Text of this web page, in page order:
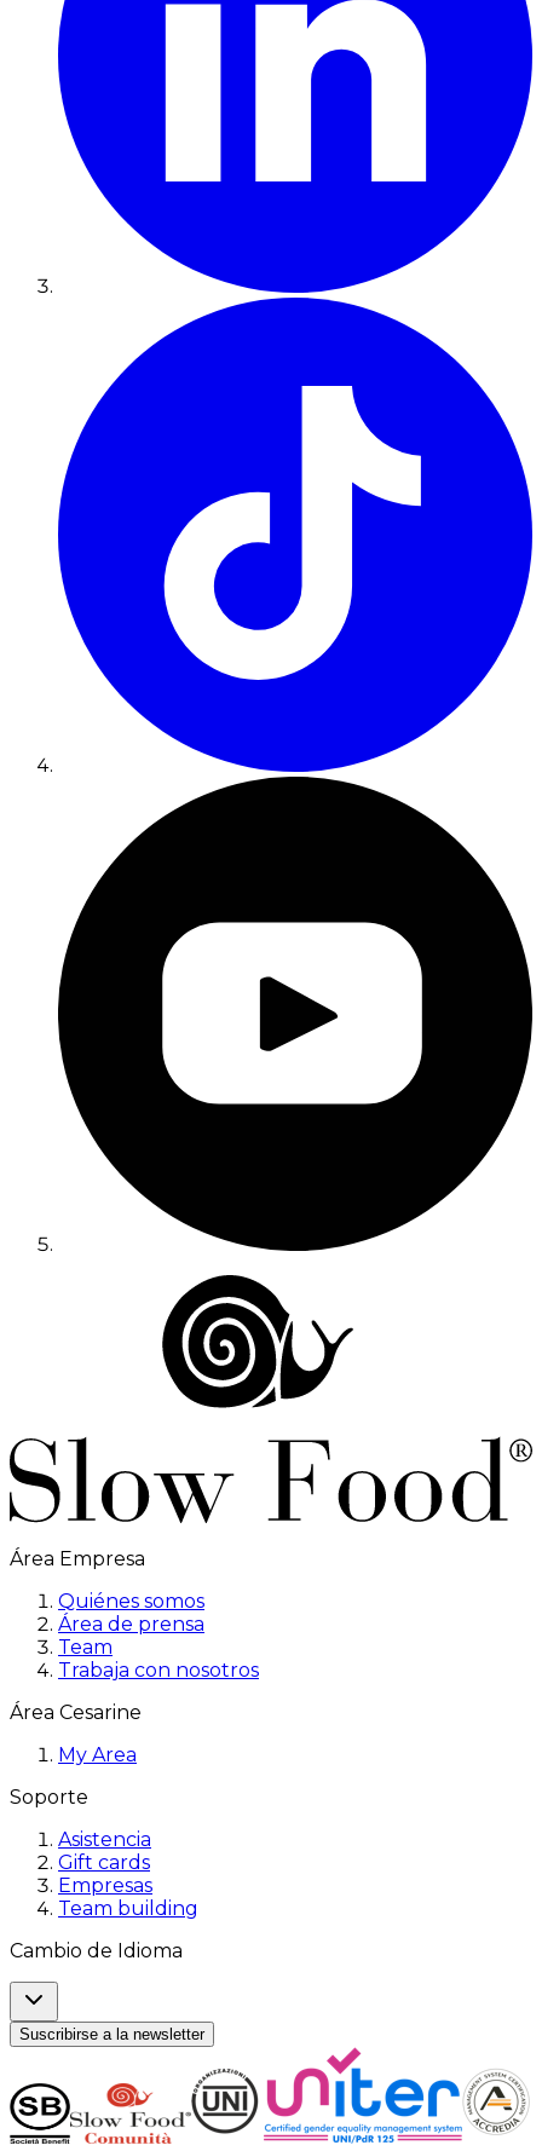
Área Empresa
Quiénes somos
Área de prensa
Team
Trabaja con nosotros
Área Cesarine
My Area
Soporte
Asistencia
Gift cards
Empresas
Team building
Cambio de Idioma
Suscribirse a la newsletter